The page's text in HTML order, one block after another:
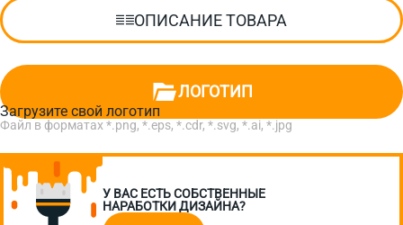
ОПИСАНИЕ ТОВАРА
ЛОГОТИП
Загрузите свой логотип
Файл в форматах *.png, *.eps, *.cdr, *.svg, *.ai, *.jpg
У ВАС ЕСТЬ СОБСТВЕННЫЕ
НАРАБОТКИ ДИЗАЙНА?